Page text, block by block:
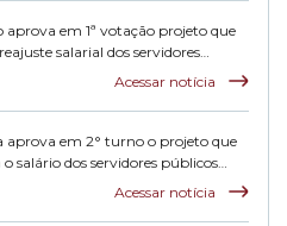
aprova em 1ª votação projeto que
salarial dos servidores
Acessar notícia
aprova em 2° turno o projeto que
o salário dos servidores públicos
Acessar notícia